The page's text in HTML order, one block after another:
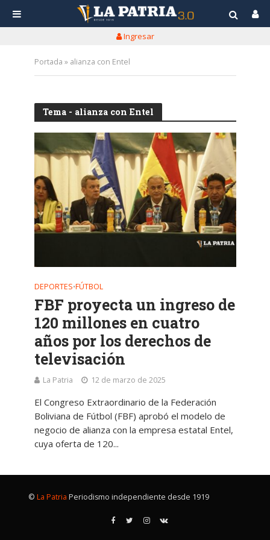
Ingresar
Portada » alianza con Entel
Tema - alianza con Entel
DEPORTES•FÚTBOL
FBF proyecta un ingreso de
120 millones en cuatro
años por los derechos de
televisación
La Patria 12 de marzo de 2025
El Congreso Extraordinario de la Federación
Boliviana de Fútbol (FBF) aprobó el modelo de
negocio de alianza con la empresa estatal Entel,
cuya oferta de 120...
© La Patria Periodismo independiente desde 1919